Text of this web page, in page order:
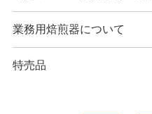
業務用焙煎器について
特売品